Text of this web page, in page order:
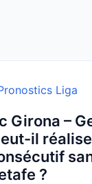
Liga
Girona –
il
?